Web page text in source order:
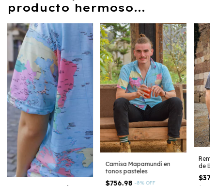
producto hermoso...
Camisa Mapamundi en
tonos pasteles
$756.98 -8% OFF
de